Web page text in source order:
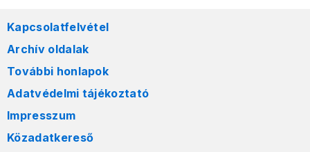
Kapcsolatfelvétel
Archív oldalak
További honlapok
Adatvédelmi tájékoztató
Impresszum
Közadatkereső